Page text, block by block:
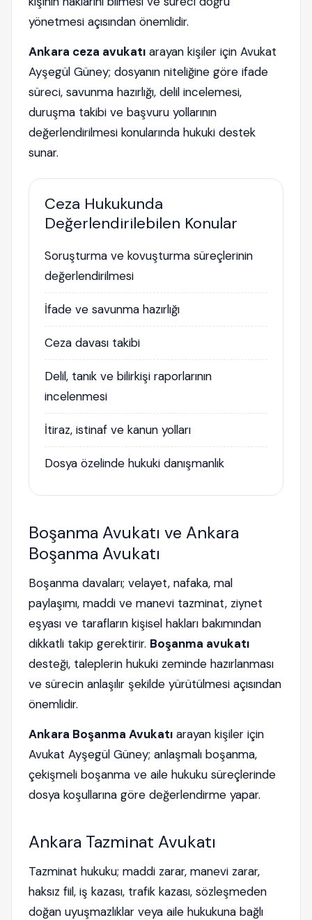
yönetmesi açısından önemlidir.
Ankara ceza avukatı arayan kişiler için Avukat
Ayşegül Güney; dosyanın niteliğine göre ifade
süreci, savunma hazırlığı, delil incelemesi,
duruşma takibi ve başvuru yollarının
değerlendirilmesi konularında hukuki destek
sunar.
Ceza Hukukunda
Değerlendirilebilen Konular
Soruşturma ve kovuşturma süreçlerinin
değerlendirilmesi
İfade ve savunma hazırlığı
Ceza davası takibi
Delil, tanık ve bilirkişi raporlarının
incelenmesi
İtiraz, istinaf ve kanun yolları
Dosya özelinde hukuki danışmanlık
Boşanma Avukatı ve Ankara
Boşanma Avukatı
Boşanma davaları; velayet, nafaka, mal
paylaşımı, maddi ve manevi tazminat, ziynet
eşyası ve tarafların kişisel hakları bakımından
dikkatli takip gerektirir. Boşanma avukatı
desteği, taleplerin hukuki zeminde hazırlanması
ve sürecin anlaşılır şekilde yürütülmesi açısından
önemlidir.
Ankara Boşanma Avukatı arayan kişiler için
Avukat Ayşegül Güney; anlaşmalı boşanma,
çekişmeli boşanma ve aile hukuku süreçlerinde
dosya koşullarına göre değerlendirme yapar.
Ankara Tazminat Avukatı
Tazminat hukuku; maddi zarar, manevi zarar,
haksız fiil, iş kazası, trafik kazası, sözleşmeden
doğan uyuşmazlıklar veya aile hukukuna bağlı